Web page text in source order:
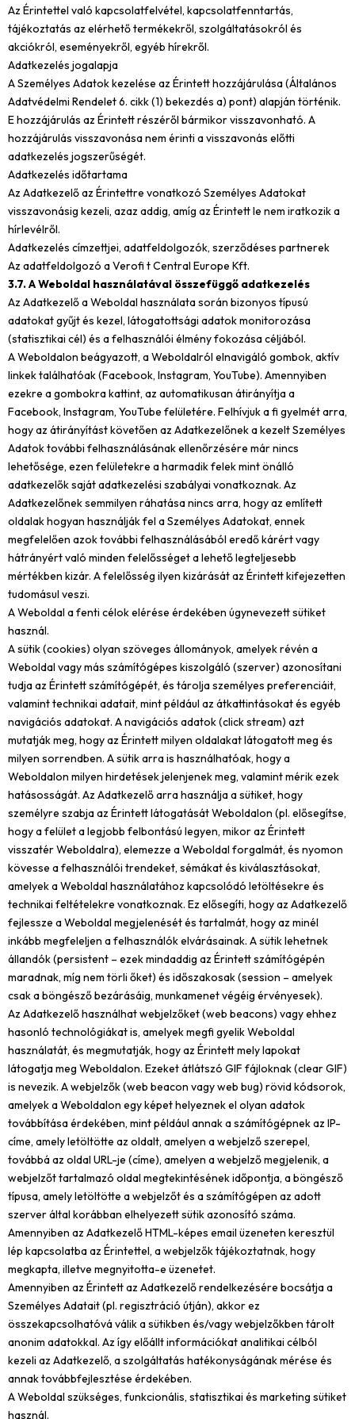
Az Érintettel való kapcsolatfelvétel, kapcsolatfenntartás,
tájékoztatás az elérhető termékekről, szolgáltatásokról és
akciókról, eseményekről, egyéb hírekről.
Adatkezelés jogalapja
A Személyes Adatok kezelése az Érintett hozzájárulása (Általános
Adatvédelmi Rendelet 6. cikk (1) bekezdés a) pont) alapján történik.
E hozzájárulás az Érintett részéről bármikor visszavonható. A
hozzájárulás visszavonása nem érinti a visszavonás előtti
adatkezelés jogszerűségét.
Adatkezelés időtartama
Az Adatkezelő az Érintettre vonatkozó Személyes Adatokat
visszavonásig kezeli, azaz addig, amíg az Érintett le nem iratkozik a
hírlevélről.
Adatkezelés címzettjei, adatfeldolgozók, szerződéses partnerek
Az adatfeldolgozó a Verofi t Central Europe Kft.
3.7. A Weboldal használatával összefüggő adatkezelés
Az Adatkezelő a Weboldal használata során bizonyos típusú
adatokat gyűjt és kezel, látogatottsági adatok monitorozása
(statisztikai cél) és a felhasználói élmény fokozása céljából.
A Weboldalon beágyazott, a Weboldalról elnavigáló gombok, aktív
linkek találhatóak (Facebook, Instagram, YouTube). Amennyiben
ezekre a gombokra kattint, az automatikusan átirányítja a
Facebook, Instagram, YouTube felületére. Felhívjuk a fi gyelmét arra,
hogy az átirányítást követően az Adatkezelőnek a kezelt Személyes
Adatok további felhasználásának ellenőrzésére már nincs
lehetősége, ezen felületekre a harmadik felek mint önálló
adatkezelők saját adatkezelési szabályai vonatkoznak. Az
Adatkezelőnek semmilyen ráhatása nincs arra, hogy az említett
oldalak hogyan használják fel a Személyes Adatokat, ennek
megfelelően azok további felhasználásából eredő kárért vagy
hátrányért való minden felelősséget a lehető legteljesebb
mértékben kizár. A felelősség ilyen kizárását az Érintett kifejezetten
tudomásul veszi.
A Weboldal a fenti célok elérése érdekében úgynevezett sütiket
használ.
A sütik (cookies) olyan szöveges állományok, amelyek révén a
Weboldal vagy más számítógépes kiszolgáló (szerver) azonosítani
tudja az Érintett számítógépét, és tárolja személyes preferenciáit,
valamint technikai adatait, mint például az átkattintásokat és egyéb
navigációs adatokat. A navigációs adatok (click stream) azt
mutatják meg, hogy az Érintett milyen oldalakat látogatott meg és
milyen sorrendben. A sütik arra is használhatóak, hogy a
Weboldalon milyen hirdetések jelenjenek meg, valamint mérik ezek
hatásosságát. Az Adatkezelő arra használja a sütiket, hogy
személyre szabja az Érintett látogatását Weboldalon (pl. elősegítse,
hogy a felület a legjobb felbontású legyen, mikor az Érintett
visszatér Weboldalra), elemezze a Weboldal forgalmát, és nyomon
kövesse a felhasználói trendeket, sémákat és kiválasztásokat,
amelyek a Weboldal használatához kapcsolódó letöltésekre és
technikai feltételekre vonatkoznak. Ez elősegíti, hogy az Adatkezelő
fejlessze a Weboldal megjelenését és tartalmát, hogy az minél
inkább megfeleljen a felhasználók elvárásainak. A sütik lehetnek
állandók (persistent – ezek mindaddig az Érintett számítógépén
maradnak, míg nem törli őket) és időszakosak (session – amelyek
csak a böngésző bezárásáig, munkamenet végéig érvényesek).
Az Adatkezelő használhat webjelzőket (web beacons) vagy ehhez
hasonló technológiákat is, amelyek megfi gyelik Weboldal
használatát, és megmutatják, hogy az Érintett mely lapokat
látogatja meg Weboldalon. Ezeket átlátszó GIF fájloknak (clear GIF)
is nevezik. A webjelzők (web beacon vagy web bug) rövid kódsorok,
amelyek a Weboldalon egy képet helyeznek el olyan adatok
továbbítása érdekében, mint például annak a számítógépnek az IP-
címe, amely letöltötte az oldalt, amelyen a webjelző szerepel,
továbbá az oldal URL-je (címe), amelyen a webjelző megjelenik, a
webjelzőt tartalmazó oldal megtekintésének időpontja, a böngésző
típusa, amely letöltötte a webjelzőt és a számítógépen az adott
szerver által korábban elhelyezett sütik azonosító száma.
Amennyiben az Adatkezelő HTML-képes email üzeneten keresztül
lép kapcsolatba az Érintettel, a webjelzők tájékoztatnak, hogy
megkapta, illetve megnyitotta-e üzenetet.
Amennyiben az Érintett az Adatkezelő rendelkezésére bocsátja a
Személyes Adatait (pl. regisztráció útján), akkor ez
összekapcsolhatóvá válik a sütikben és/vagy webjelzőkben tárolt
anonim adatokkal. Az így előállt információkat analitikai célból
kezeli az Adatkezelő, a szolgáltatás hatékonyságának mérése és
annak továbbfejlesztése érdekében.
A Weboldal szükséges, funkcionális, statisztikai és marketing sütiket
használ.